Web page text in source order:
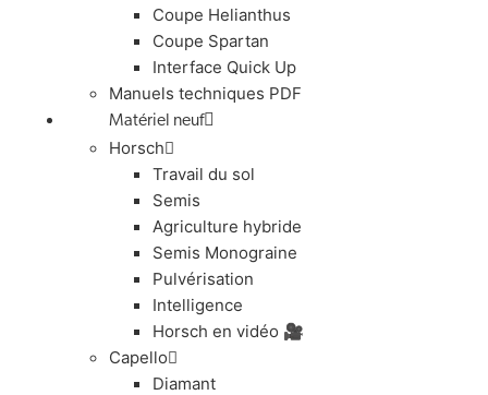
Coupe Helianthus
Coupe Spartan
Interface Quick Up
Manuels techniques PDF
Matériel neuf
Horsch
Travail du sol
Semis
Agriculture hybride
Semis Monograine
Pulvérisation
Intelligence
Horsch en vidéo 🎥
Capello
Diamant